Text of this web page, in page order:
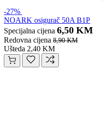
-27%
NOARK osigurač 50A B1P
Specijalna cijena 6,50 KM
Redovna cijena 8,90 KM
Ušteda 2,40 KM